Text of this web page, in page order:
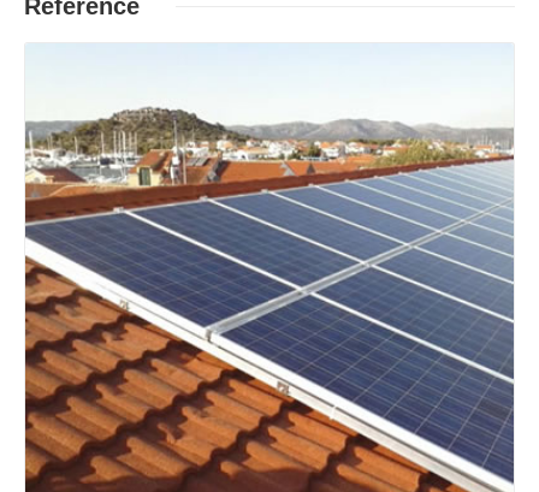
Reference
Opširnije